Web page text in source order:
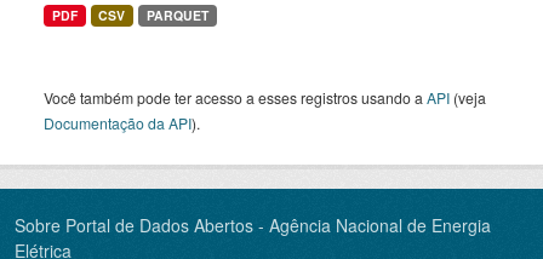
PDF CSV PARQUET
Você também pode ter acesso a esses registros usando a API (veja
Documentação da API).
Sobre Portal de Dados Abertos - Agência Nacional de Energia
Elétrica